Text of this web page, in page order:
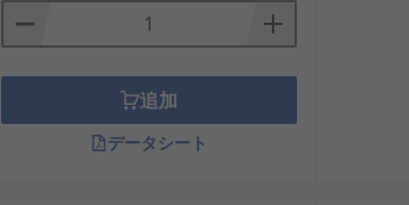
追加
データシート